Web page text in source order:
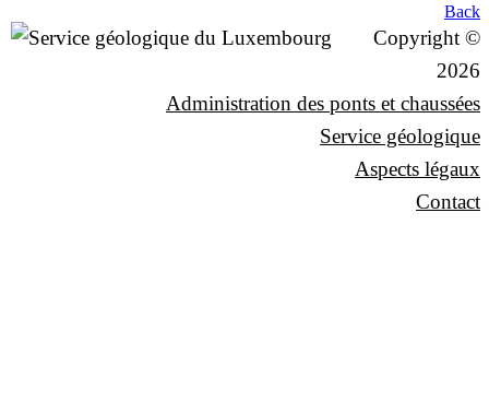
Back
Copyright ©
2026
Administration des ponts et chaussées
Service géologique
Aspects légaux
Contact